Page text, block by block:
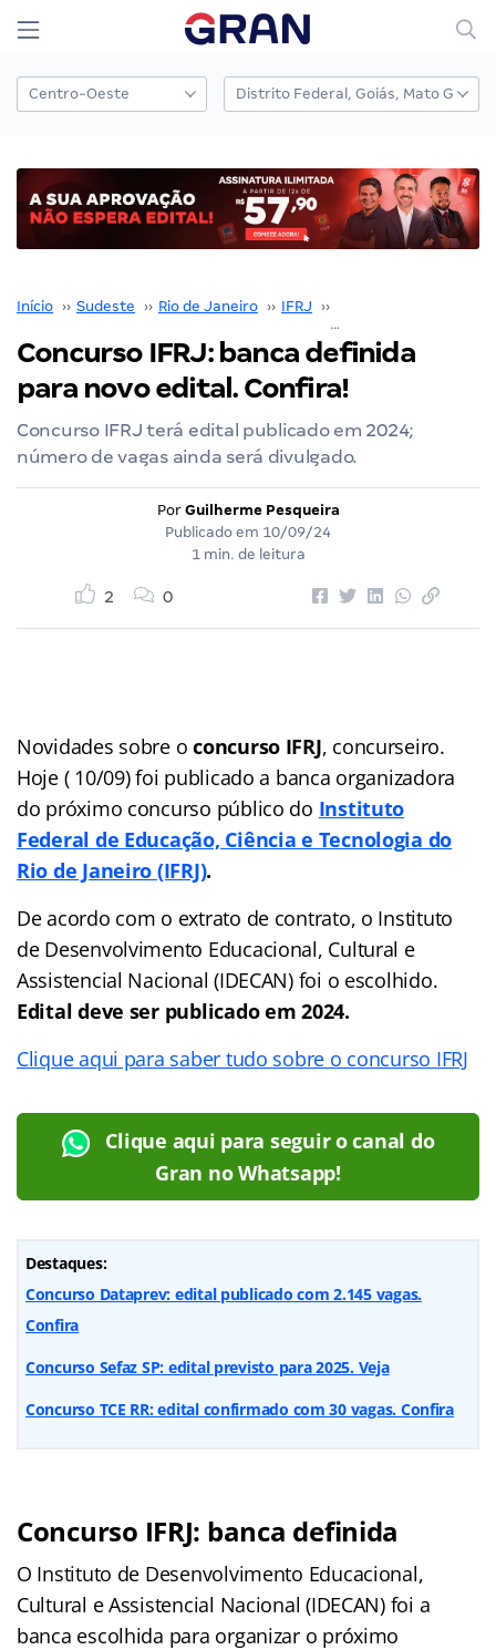
Início ›› Sudeste ›› Rio de Janeiro ›› IFRJ ››
Concurso IFRJ: banca definida
para novo edital. Confira!
Concurso IFRJ terá edital publicado em 2024;
número de vagas ainda será divulgado.
Por Guilherme Pesqueira
Publicado em 10/09/24
1 min. de leitura
2 0
Novidades sobre oconcurso IFRJ, concurseiro.
Hoje ( 10/09) foi publicado a banca organizadora
do próximo concurso público do Instituto
Federal de Educação, Ciência e Tecnologia do
Rio de Janeiro (IFRJ).
De acordo com o extrato de contrato, o Instituto
de Desenvolvimento Educacional, Cultural e
Assistencial Nacional (IDECAN) foi o escolhido.
Edital deve ser publicado em 2024.
Clique aqui para saber tudo sobre o concurso IFRJ
Clique aqui para seguir o canal do
Gran no Whatsapp!
Destaques:
Concurso Dataprev: edital publicado com 2.145 vagas.
Confira
Concurso Sefaz SP: edital previsto para 2025. Veja
Concurso TCE RR: edital confirmado com 30 vagas. Confira
Concurso IFRJ: banca definida
O Instituto de Desenvolvimento Educacional,
Cultural e Assistencial Nacional (IDECAN) foi a
banca escolhida para organizar o próximo